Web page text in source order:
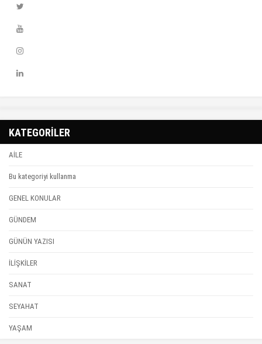
KATEGORİLER
AİLE
Bu kategoriyi kullanma
GENEL KONULAR
GÜNDEM
GÜNÜN YAZISI
İLİŞKİLER
SANAT
SEYAHAT
YAŞAM